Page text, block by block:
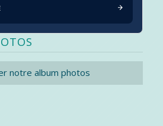
notre album photos